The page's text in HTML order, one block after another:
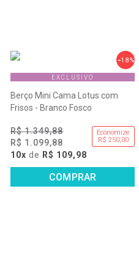
18%
EXCLUSIVO
Berço Mini Cama Lotus com
Frisos - Branco Fosco
R$ 1.349,88
R$ 1.099,88
Economize
R$ 250,00
10x de R$ 109,98
COMPRAR